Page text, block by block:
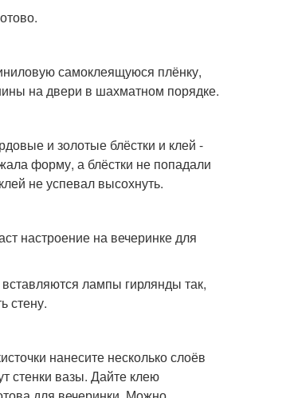
самоклеящуюся плёнку,
на двери в шахматном порядке.
и золотые блёстки и клей -
форму, а блёстки не попадали
не успевал высохнуть.
настроение на вечеринке для
лампы гирлянды так,
стену.
нанесите несколько слоёв
стенки вазы. Дайте клею